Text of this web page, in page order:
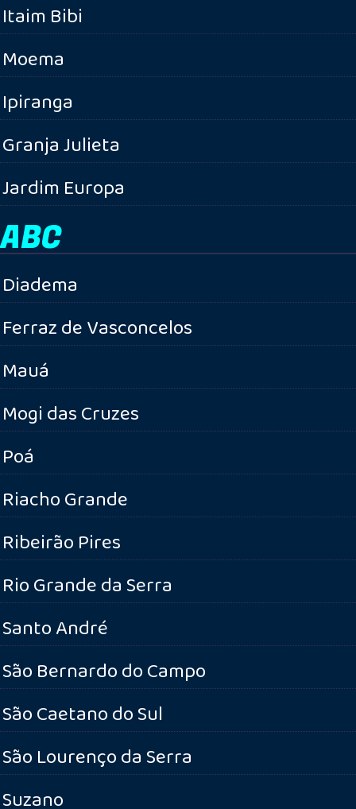
Itaim Bibi
Moema
Ipiranga
Granja Julieta
Jardim Europa
ABC
Diadema
Ferraz de Vasconcelos
Mauá
Mogi das Cruzes
Poá
Riacho Grande
Ribeirão Pires
Rio Grande da Serra
Santo André
São Bernardo do Campo
São Caetano do Sul
São Lourenço da Serra
Suzano